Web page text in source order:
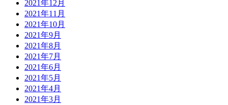
2021年12月
2021年11月
2021年10月
2021年9月
2021年8月
2021年7月
2021年6月
2021年5月
2021年4月
2021年3月